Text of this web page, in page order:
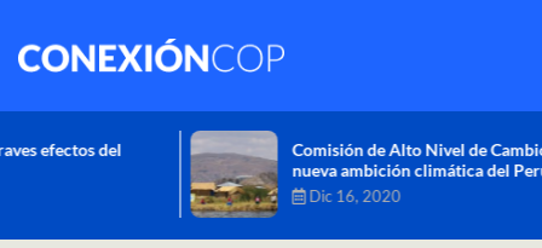
Comisión de Alto Nivel de Cambio Climático aprueba
nueva ambición climática del Perú
Dic 16, 2020